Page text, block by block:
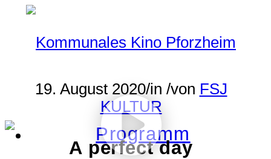
Programm
19. August 2020/in /von FSJ
KULTUR
A perfect day